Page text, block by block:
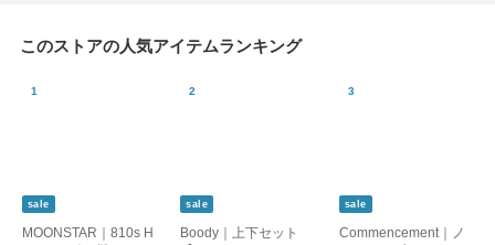
このストアの人気アイテムランキング
sale
MOONSTAR｜810s H
sale
Boody｜上下セット
sale
Commencement｜ノ